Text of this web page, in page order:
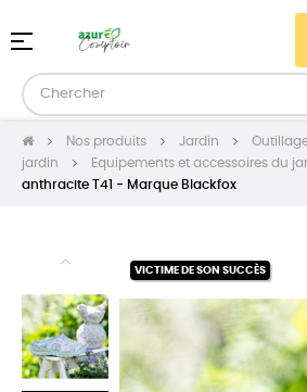
Basculer
navigation
☰
Nos produits Jardin
jardin
Equipements et accessoires du
anthracite T41 - Marque Blackfox
VICTIME DE SON SUCCÈS